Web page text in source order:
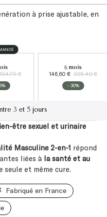
à prise ajustable, en
104,70 €
- 30%
6 mois
146,60 € 209,40 €
partir de 60€
être sexuel et urinaire
Masculine 2-en-1 répond
liées à la santé et au
seule et même cure.
Fabriqué en France